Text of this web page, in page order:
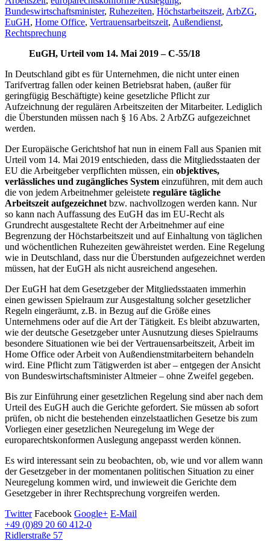
Bundeswirtschaftsminister, Ruhezeiten, Höchstarbeitszeit, ArbZG,
EuGH, Home Office, Vertrauensarbeitszeit, Außendienst,
Rechtsprechung
EuGH, Urteil vom 14. Mai 2019 – C-55/18
In Deutschland gibt es für Unternehmen, die nicht unter einen
Tarifvertrag fallen oder keinen Betriebsrat haben, (außer für
geringfügig Beschäftigte) keine gesetzliche Pflicht zur
Aufzeichnung der regulären Arbeitszeiten der Mitarbeiter. Lediglich
die Überstunden müssen nach § 16 Abs. 2 ArbZG aufgezeichnet
werden.
Der Europäische Gerichtshof hat nun in einem Fall aus Spanien mit
Urteil vom 14. Mai 2019 entschieden, dass die Mitgliedsstaaten der
EU die Arbeitgeber verpflichten müssen, ein objektives,
verlässliches und zugängliches System einzuführen, mit dem auch
die von jedem Arbeitnehmer geleistete reguläre tägliche
Arbeitszeit aufgezeichnet bzw. nachvollzogen werden kann. Nur
so kann nach Auffassung des EuGH das im EU-Recht als
Grundrecht ausgestaltete Recht der Arbeitnehmer auf eine
Begrenzung der Höchstarbeitszeit und auf Einhaltung von täglichen
und wöchentlichen Ruhezeiten gewähreistet werden. Eine Regelung
wie in Deutschland, dass nur die Überstunden aufgezeichnet werden
müssen, hat der EuGH als nicht ausreichend angesehen.
Der EuGH hat dem Gesetzgeber der Mitgliedsstaaten immerhin
einen gewissen Spielraum zur Ausgestaltung solcher gesetzlicher
Regeln eingeräumt, z.B. in Bezug auf die Größe eines
Unternehmens oder auf die Art der Tätigkeit. Es bleibt abzuwarten,
wie der deutsche Gesetzgeber unter Ausnutzung dieses Spielraums
besondere Situationen wie bei der Vertrauensarbeitszeit, Arbeit im
Home Office oder Arbeit von Außendienstmitarbeitern behandeln
wird. Eine Pflicht zum Tätigwerden ist aber – entgegen der Ansicht
von Bundeswirtschaftsminister Altmeier – ohne Zweifel gegeben.
Bis zur Einführung einer gesetzlichen Regelung sind aber nach dem
Urteil des EuGH auch die Gerichte gefordert. Sie müssen ab sofort
prüfen, ob nicht die bestehenden einzelstaatlichen Gesetze bis zum
Vorliegen einer gesetzlichen Neuregelung im Wege der
europarechtskonformen Auslegung angepasst werden können.
Es wird interessant sein zu beobachten, ob, wie und vor allem wann
der Gesetzgeber in der momentanen politischen Situation zu einer
Neuregelung kommen wird, und inwieweit die Gerichte dem
Gesetzgeber in ihrer Rechtsprechung vorgreifen werden.
Twitter Facebook Google+ E-Mail
+49 (0)89 20 60 412-0
Ridlerstraße 57